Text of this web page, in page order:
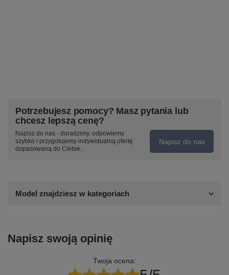
Potrzebujesz pomocy? Masz pytania lub
chcesz lepszą cenę?
Napisz do nas - doradzimy, odpowiemy
szybko i przygotujemy indywidualną ofertę
dopasowaną do Ciebie..
Napisz do nas
Model znajdziesz w kategoriach
Napisz swoją opinię
Twoja ocena: